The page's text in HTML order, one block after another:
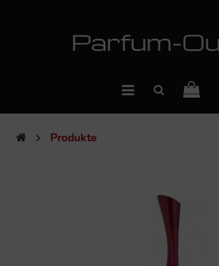
Produkte